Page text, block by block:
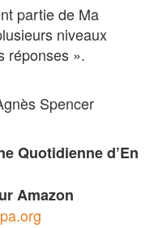
partie de Ma
niveaux
réponses ».
Spencer
Quotidienne d’En
Amazon